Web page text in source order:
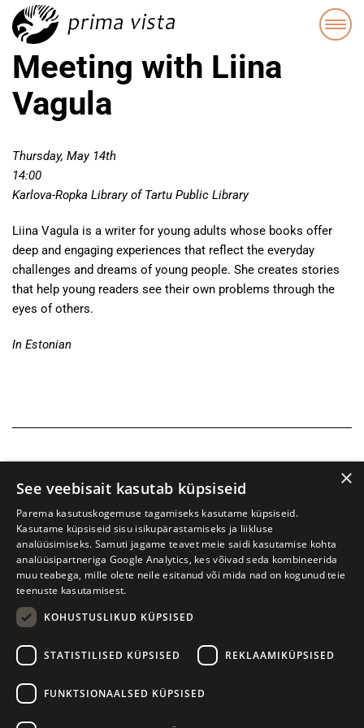
Meeting with Liina
Vagula
Thursday, May 14th
14:00
Karlova-Ropka Library of Tartu Public Library
Liina Vagula is a writer for young adults whose books offer
deep and engaging experiences that reflect the everyday
challenges and dreams of young people. She creates stories
that help young readers see their own problems through the
eyes of others.
In Estonian
W. Struve 1, Tartu 50091 +372 7427079
×
See veebisait kasutab küpsiseid
Parema kasutuskogemuse tagamiseks kasutame küpsiseid.
Kasutame küpsiseid sisu isikupärastamiseks ja liikluse
analüüsimiseks. Samuti jagame teavet meie saidi kasutamise kohta
analüüsipartneriga Google Analytics, kes võivad seda kombineerida
muu teabega, mille olete neile esitanud või mida nad on kogunud teie
teenuste kasutamisest.
KOHUSTUSLIKUD KÜPSISED
STATISTILISED KÜPSISED REKLAAMIKÜPSISED
FUNKTSIONAALSED KÜPSISED